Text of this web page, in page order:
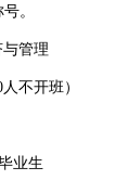
。
管理
不开班）
业生